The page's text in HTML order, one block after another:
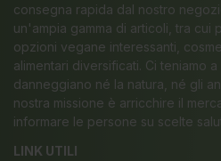
consegna rapida dal nostro
un'ampia gamma di articoli, tra cui
opzioni vegane interessanti,
alimentari diversificati. Ci teniamo
danneggiano né la natura, né gli
nostra missione è arricchire il
informare le persone su scelte
LINK UTILI